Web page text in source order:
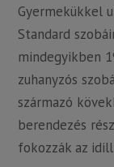
Gyermekükkel
Standard
mindegyikben
zuhanyzós
származó
berendezés
fokozzák az